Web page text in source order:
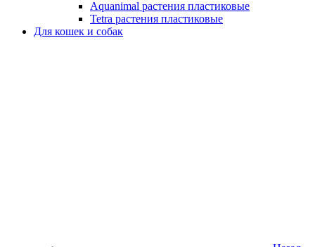
Aquanimal растения пластиковые
Tetra растения пластиковые
Для кошек и собак